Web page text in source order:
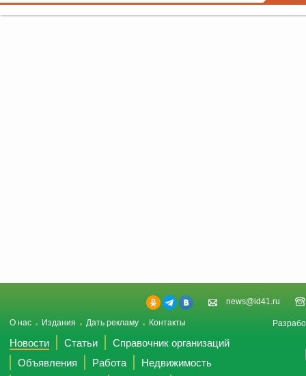
news@id41.ru
О нас Издания Дать рекламу Контакты
Новости Статьи
Справочник организаций
Объявления
Работа
Недвижимость